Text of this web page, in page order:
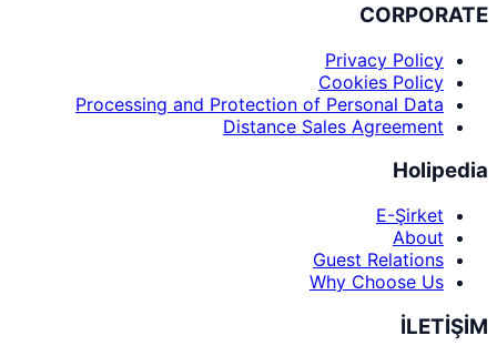
CORPORATE
Privacy Policy
Cookies Policy
Processing and Protection of Personal Data
Distance Sales Agreement
Holipedia
E-Şirket
About
Guest Relations
Why Choose Us
İLETİŞİM